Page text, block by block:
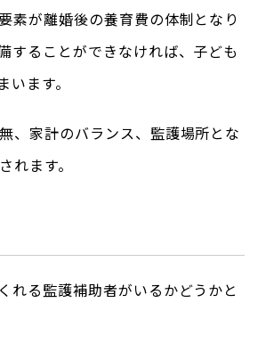
素が離婚後の養育費の体制となり
することができなければ、子ども
ます。
、家計のバランス、監護場所とな
ます。
れる監護補助者がいるかどうかと